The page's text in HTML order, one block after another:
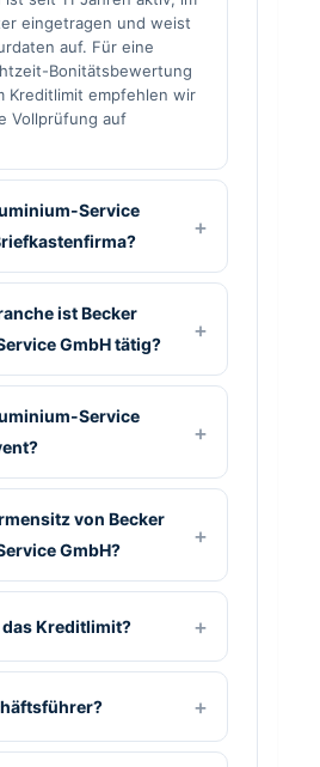
eingetragen und weist
auf. Für eine
Bonitätsbewertung
Kreditlimit empfehlen wir
Vollprüfung auf
Service
ist Becker
GmbH tätig?
Service
von Becker
GmbH?
Kreditlimit?